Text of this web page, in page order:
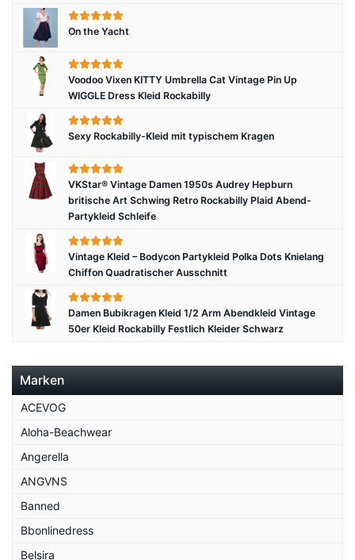
On the Yacht
Voodoo Vixen KITTY Umbrella Cat Vintage Pin Up
WIGGLE Dress Kleid Rockabilly
Sexy Rockabilly-Kleid mit typischem Kragen
VKStar® Vintage Damen 1950s Audrey Hepburn
britische Art Schwing Retro Rockabilly Plaid Abend-
Partykleid Schleife
Vintage Kleid – Bodycon Partykleid Polka Dots Knielang
Chiffon Quadratischer Ausschnitt
Damen Bubikragen Kleid 1/2 Arm Abendkleid Vintage
50er Kleid Rockabilly Festlich Kleider Schwarz
Marken
ACEVOG
Aloha-Beachwear
Angerella
ANGVNS
Banned
Bbonlinedress
Belsira